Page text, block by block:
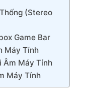
(Stereo
Game Bar
Máy Tính
Âm Máy Tính
Máy Tính